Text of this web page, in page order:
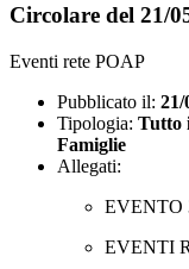
Circolare del 21/
Eventi rete POAP
Pubblicato il: 21/
Tipologia: Tutto
Famiglie
Allegati:
EVENTO
EVENTI